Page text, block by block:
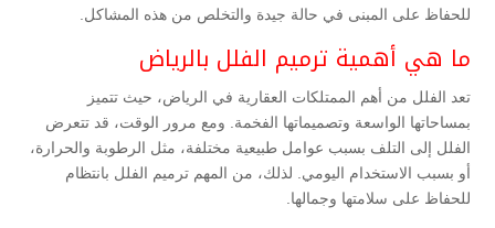
للحفاظ على المبنى في حالة جيدة والتخلص من هذه المشاكل.
ما هي أهمية ترميم الفلل بالرياض
تعد الفلل من أهم الممتلكات العقارية في الرياض، حيث تتميز
بمساحاتها الواسعة وتصميماتها الفخمة. ومع مرور الوقت، قد تتعرض
الفلل إلى التلف بسبب عوامل طبيعية مختلفة، مثل الرطوبة والحرارة،
أو بسبب الاستخدام اليومي. لذلك، من المهم ترميم الفلل بانتظام
للحفاظ على سلامتها وجمالها.